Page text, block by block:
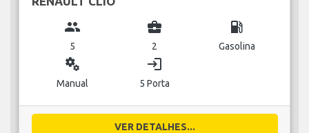
group
5
business_center
2
local_gas_station
Gasolina
miscellaneous_services
Manual
login
5 Porta
VER DETALHES...